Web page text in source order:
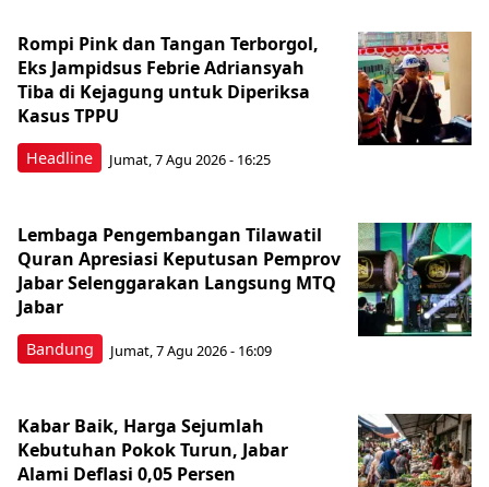
Headline
Rompi Pink dan Tangan Terborgol,
Eks Jampidsus Febrie Adriansyah
Tiba di Kejagung untuk Diperiksa
Kasus TPPU
Jumat, 7 Agu 2026 - 16:25
Bandung
Lembaga Pengembangan Tilawatil
Quran Apresiasi Keputusan Pemprov
Jabar Selenggarakan Langsung MTQ
Jabar
Jumat, 7 Agu 2026 - 16:09
Kabar Baik, Harga Sejumlah
Kebutuhan Pokok Turun, Jabar
Alami Deflasi 0,05 Persen